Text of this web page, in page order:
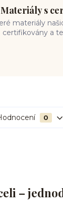
Materiály s
materiály
certifikovány a
0
–